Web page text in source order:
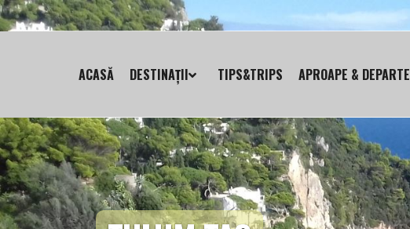
ACASĂ DESTINAȚII TIPS&TRIPS APROAPE & DEPARTE